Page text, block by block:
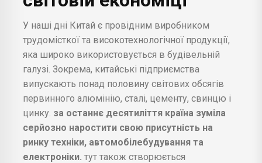
У наші дні Китай є провідним виробником
трудомісткої та високотехнологічної продукції,
яка широко використовується в будівельній
галузі. Зокрема, китайські підприємства
випускають понад половину світових обсягів
первинного алюмінію, сталі, цементу, свинцю і
цинку. за останнє десятиліття країна зуміла
серйозно наростити свою присутність на
ринку техніки, автомобілебудування та
електроніки. тут також створюється